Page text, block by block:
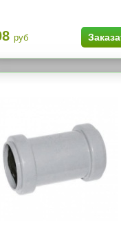
руб